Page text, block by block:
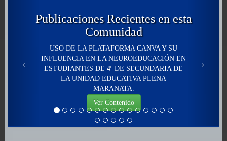
Publicaciones Recientes en esta
Comunidad
USO DE LA PLATAFORMA CANVA Y SU
INFLUENCIA EN LA NEUROEDUCACIÓN EN
ESTUDIANTES DE 4º DE SECUNDARIA DE
LA UNIDAD EDUCATIVA PLENA
MARANATA.
Ver Contenido